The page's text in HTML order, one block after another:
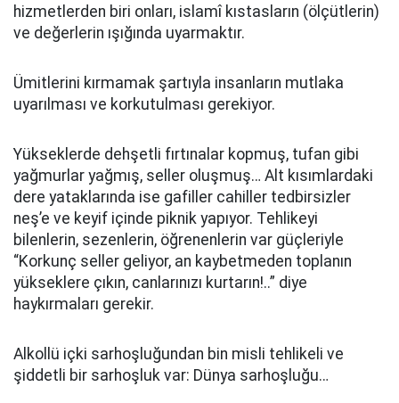
hizmetlerden biri onları, islamî kıstasların (ölçütlerin)
ve değerlerin ışığında uyarmaktır.
Ümitlerini kırmamak şartıyla insanların mutlaka
uyarılması ve korkutulması gerekiyor.
Yükseklerde dehşetli fırtınalar kopmuş, tufan gibi
yağmurlar yağmış, seller oluşmuş… Alt kısımlardaki
dere yataklarında ise gafiller cahiller tedbirsizler
neş’e ve keyif içinde piknik yapıyor. Tehlikeyi
bilenlerin, sezenlerin, öğrenenlerin var güçleriyle
“Korkunç seller geliyor, an kaybetmeden toplanın
yükseklere çıkın, canlarınızı kurtarın!..” diye
haykırmaları gerekir.
Alkollü içki sarhoşluğundan bin misli tehlikeli ve
şiddetli bir sarhoşluk var: Dünya sarhoşluğu…